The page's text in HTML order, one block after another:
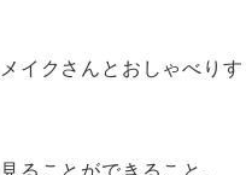
イクさんとおしゃべり